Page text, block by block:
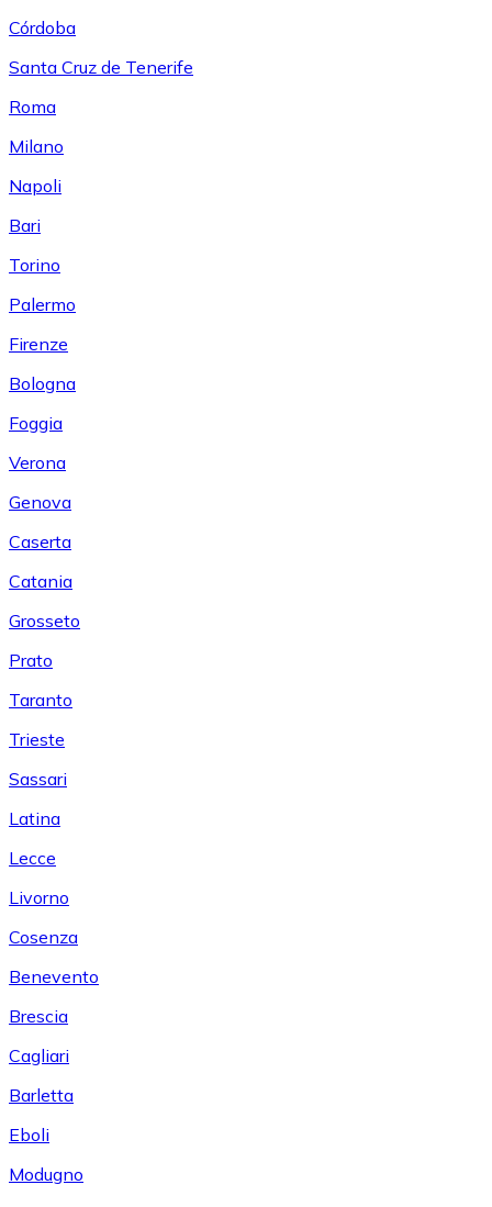
Córdoba
Santa Cruz de Tenerife
Roma
Milano
Napoli
Bari
Torino
Palermo
Firenze
Bologna
Foggia
Verona
Genova
Caserta
Catania
Grosseto
Prato
Taranto
Trieste
Sassari
Latina
Lecce
Livorno
Cosenza
Benevento
Brescia
Cagliari
Barletta
Eboli
Modugno